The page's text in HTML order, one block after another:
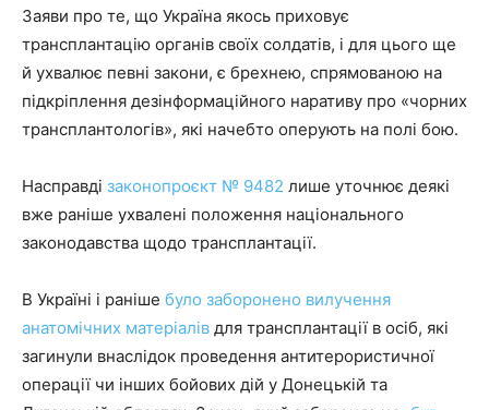
Заяви про те, що Україна якось приховує
трансплантацію органів своїх солдатів, і для цього ще
й ухвалює певні закони, є брехнею, спрямованою на
підкріплення дезінформаційного наративу про «чорних
трансплантологів», які начебто оперують на полі бою.
Насправді законопроєкт № 9482 лише уточнює деякі
вже раніше ухвалені положення національного
законодавства щодо трансплантації.
В Україні і раніше було заборонено вилучення
анатомічних матеріалів для трансплантації в осіб, які
загинули внаслідок проведення антитерористичної
операції чи інших бойових дій у Донецькій та